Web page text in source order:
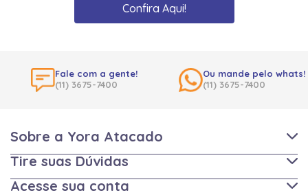
Confira Aqui!
Fale com a gente!
(11) 3675-7400
Ou mande pelo whats!
(11) 3675-7400
Sobre a Yora Atacado
Tire suas Dúvidas
Acesse sua conta